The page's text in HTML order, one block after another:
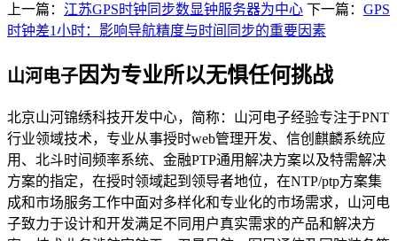
上一篇： 江苏GPS时钟同步数显钟服务器为中心 下一篇： GPS
时钟差1小时：影响导航精度与时间同步的重要因素
山河电子因为专业所以无惧任何挑战
北京山河锦绣科技开发中心，简称：山河电子经验专注于PNT
行业领域技术，专业从事授时web管理开发、信创麒麟系统应
用、北斗时间频率系统、金融PTP通用解决方案以及特需解决
方案的指定，在授时领域起到领导者地位，在NTP/ptp方案集
成和市场服务工作中面对多样化和专业化的市场需求，山河电
子致力于设计和开发满足不同用户真实需求的产品和解决方